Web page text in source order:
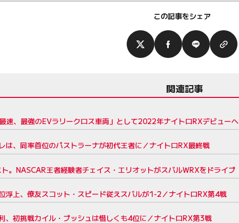
この記事をシェア
関連記事
速、最強のEVラリークロス車両」として2022年ナイトロRXデビューへ
は、同率首位のパストラーナが初代王者に／ナイトロRX最終戦
。NASCAR王者経験者チェイス・エリオットがスバルWRXをドライブ
浮上、僚友スコット・スピード従えスバルが1-2／ナイトロRX第4戦
、初挑戦カイル・ブッシュは惜しくも4位に／ナイトロRX第3戦